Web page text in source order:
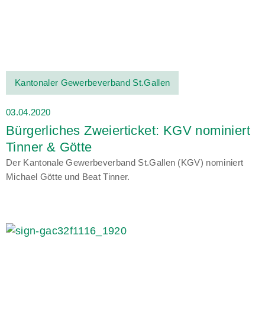
Kantonaler Gewerbeverband St.Gallen
03.04.2020
Bürgerliches Zweierticket: KGV nominiert
Tinner & Götte
Der Kantonale Gewerbeverband St.Gallen (KGV) nominiert
Michael Götte und Beat Tinner.